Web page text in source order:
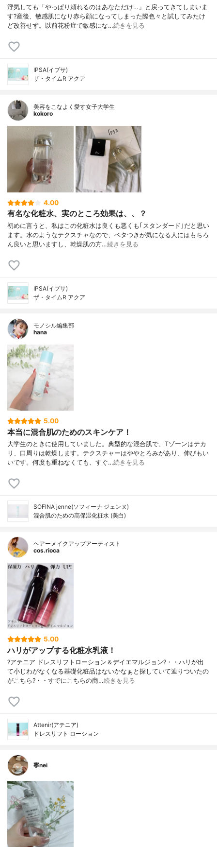
浮気しても「やっぱり頼れるのはあなただけ…」と戻ってきてしまいま
す?産後、敏感肌になり赤ら顔になってしまった際色々と試してみたけ
ど改善せず。以前花粉症で敏感にな…続きを見る
IPSA(イプサ)
ザ・タイムR アクア
美容をこなよく愛す女子大学生
kokoro
4.00
有名な化粧水、実のところ効果は、、？
初めに言うと、私はこの化粧水は良くも悪くも｢スタンダード｣だと思い
ます。水のようなテクスチャなので、ベタつきが気になる人にはもちろ
ん良いと思いますし、乾燥肌の方…続きを見る
IPSA(イプサ)
ザ・タイムR アクア
モノシル編集部
hana
5.00
本当に混合肌のためのスキンケア！
大学生のときに使用していました。典型的な混合肌で、Tゾーンはテカ
リ、口周りは乾燥します。テクスチャーはややとろみがあり、伸びもい
いです。何度も重ねなくても、すぐ…続きを見る
SOFINA jenne(ソフィーナ ジェンヌ)
混合肌のための高保湿化粧水 (美白)
ヘアーメイクアップアーティスト
cos.rioca
5.00
ハリがアップする化粧水乳液！
?アテニア ドレスリフトローション＆デイエマルジョン?・・ハリが出
て小じわがなくなる基礎化粧品はないかなぁと探していて辿りついたの
がこちら?・・すでにこちらの商…続きを見る
Attenir(アテニア)
ドレスリフト ローション
寧nei